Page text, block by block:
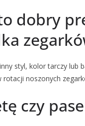
dobry
styl, kolor tarczy lub
rotacji noszonych
czy